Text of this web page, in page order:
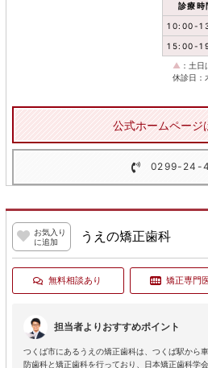
診療時
10:00-
15:00-
▲ ：土
休診日：
公式ホームページ
0299-24-
お気入り
に追加
うえの矯正歯科
無料相談あり 矯正専門
担当者よりおすすめポイント
つくば市にあるうえの矯正歯科は、つくば駅から
防歯科と矯正歯科を行っており、日本矯正歯科学